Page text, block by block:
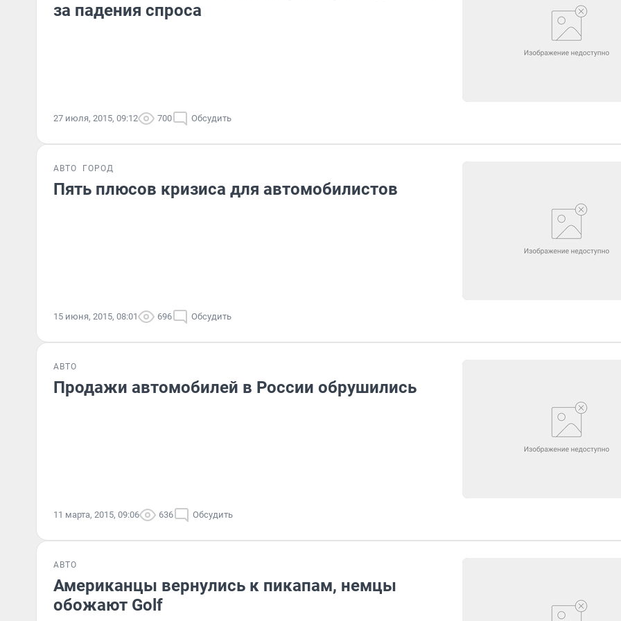
за падения спроса
27 июля, 2015, 09:12 700 Обсудить
АВТО ГОРОД
Пять плюсов кризиса для автомобилистов
15 июня, 2015, 08:01 696 Обсудить
АВТО
Продажи автомобилей в России обрушились
11 марта, 2015, 09:06 636 Обсудить
АВТО
Американцы вернулись к пикапам, немцы
обожают Golf